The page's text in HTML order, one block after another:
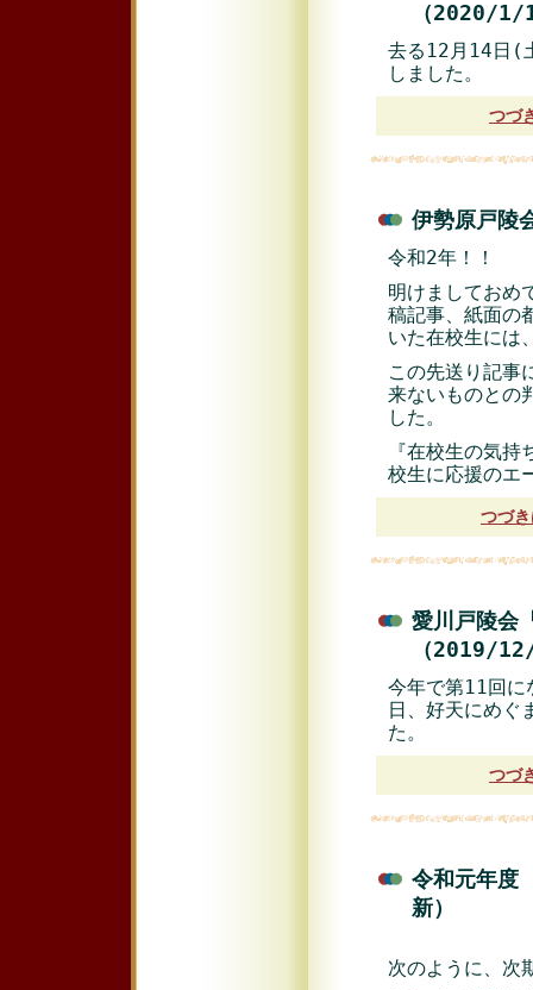
（2020/1/
去る12月14日(
しました。
つづ
伊勢原戸陵
令和2年！！
明けましておめ
稿記事、紙面の
いた在校生には
この先送り記事
来ないものとの
した。
『在校生の気
校生に応援のエ
つづ
愛川戸陵会
（2019/
今年で第11回に
日、好天にめ
た。
つづ
令和元年度
新）
次のように、次